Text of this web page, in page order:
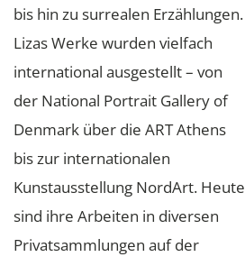
bis hin zu surrealen Erzählungen.
Lizas Werke wurden vielfach
international ausgestellt – von
der National Portrait Gallery of
Denmark über die ART Athens
bis zur internationalen
Kunstausstellung NordArt. Heute
sind ihre Arbeiten in diversen
Privatsammlungen auf der